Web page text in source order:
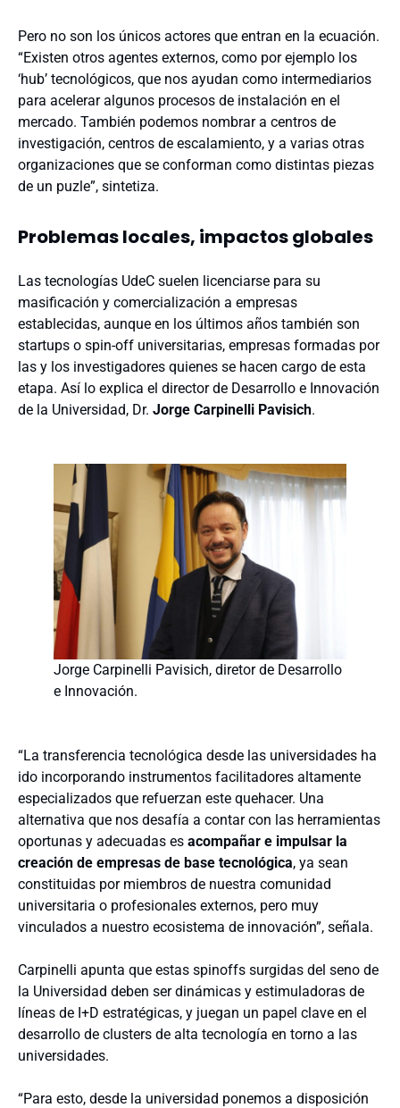
Pero no son los únicos actores que entran en la ecuación.
“Existen otros agentes externos, como por ejemplo los
‘hub’ tecnológicos, que nos ayudan como intermediarios
para acelerar algunos procesos de instalación en el
mercado. También podemos nombrar a centros de
investigación, centros de escalamiento, y a varias otras
organizaciones que se conforman como distintas piezas
de un puzle”, sintetiza.
Problemas locales, impactos globales
Las tecnologías UdeC suelen licenciarse para su
masificación y comercialización a empresas
establecidas, aunque en los últimos años también son
startups o spin-off universitarias, empresas formadas por
las y los investigadores quienes se hacen cargo de esta
etapa. Así lo explica el director de Desarrollo e Innovación
de la Universidad, Dr. Jorge Carpinelli Pavisich.
Jorge Carpinelli Pavisich, diretor de Desarrollo
e Innovación.
“La transferencia tecnológica desde las universidades ha
ido incorporando instrumentos facilitadores altamente
especializados que refuerzan este quehacer. Una
alternativa que nos desafía a contar con las herramientas
oportunas y adecuadas es acompañar e impulsar la
creación de empresas de base tecnológica, ya sean
constituidas por miembros de nuestra comunidad
universitaria o profesionales externos, pero muy
vinculados a nuestro ecosistema de innovación”, señala.
Carpinelli apunta que estas spinoffs surgidas del seno de
la Universidad deben ser dinámicas y estimuladoras de
líneas de I+D estratégicas, y juegan un papel clave en el
desarrollo de clusters de alta tecnología en torno a las
universidades.
“Para esto, desde la universidad ponemos a disposición